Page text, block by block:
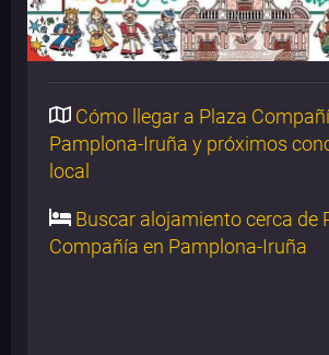
Cómo llegar a Plaza
Pamplona-Iruña y próximos
local
Buscar alojamiento cerca de
Compañía en Pamplona-Iruña